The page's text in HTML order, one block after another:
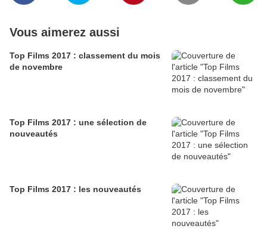
Vous aimerez aussi
Top Films 2017 : classement du mois
de novembre
Top Films 2017 : une sélection de
nouveautés
Top Films 2017 : les nouveautés